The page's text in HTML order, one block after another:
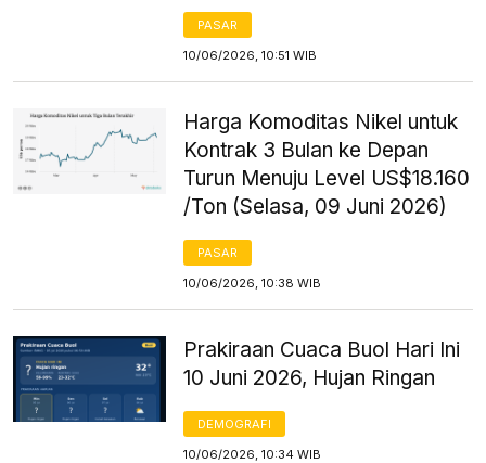
PASAR
10/06/2026, 10:51 WIB
Harga Komoditas Nikel untuk
Kontrak 3 Bulan ke Depan
Turun Menuju Level US$18.160
/Ton (Selasa, 09 Juni 2026)
PASAR
10/06/2026, 10:38 WIB
Prakiraan Cuaca Buol Hari Ini
10 Juni 2026, Hujan Ringan
DEMOGRAFI
10/06/2026, 10:34 WIB